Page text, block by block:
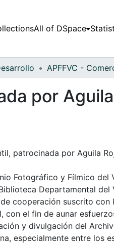
All of DSpace
por
patrocinada por Aguila
Fotográfico y Fílmico del
Departamental del
cooperación suscrito con
con el fin de aunar
y divulgación del
especialmente entre los